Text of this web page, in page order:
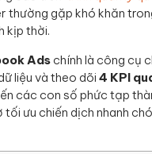
thường gặp khó khăn
kịp thời.
Ads chính là công cụ
liệu và theo dõi4 KPI
các con số phức tạp
ưu chiến dịch nhanh